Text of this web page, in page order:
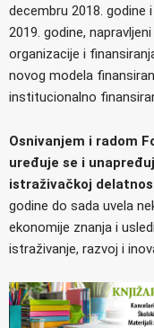
decembru 2018. godine
2019. godine,
organizacije i
novog modela
institucionalno
Osnivanjem i radom
uređuje se i
istraživačkoj
godine do sada uvela
ekonomije znanja i
istraživanje, razvoj i